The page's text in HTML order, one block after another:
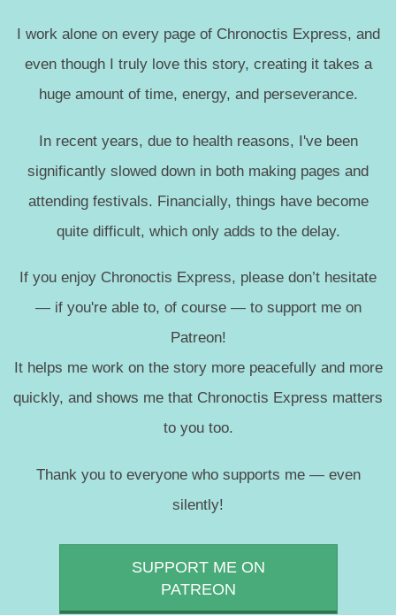
I work alone on every page of Chronoctis Express, and
even though I truly love this story, creating it takes a
huge amount of time, energy, and perseverance.
In recent years, due to health reasons, I've been
significantly slowed down in both making pages and
attending festivals. Financially, things have become
quite difficult, which only adds to the delay.
If you enjoy Chronoctis Express, please don’t hesitate
— if you're able to, of course — to support me on
Patreon!
It helps me work on the story more peacefully and more
quickly, and shows me that Chronoctis Express matters
to you too.
Thank you to everyone who supports me — even
silently!
SUPPORT ME ON
PATREON